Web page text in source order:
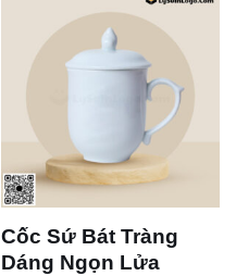
Cốc Sứ Bát Tràng
Dáng Ngọn Lửa